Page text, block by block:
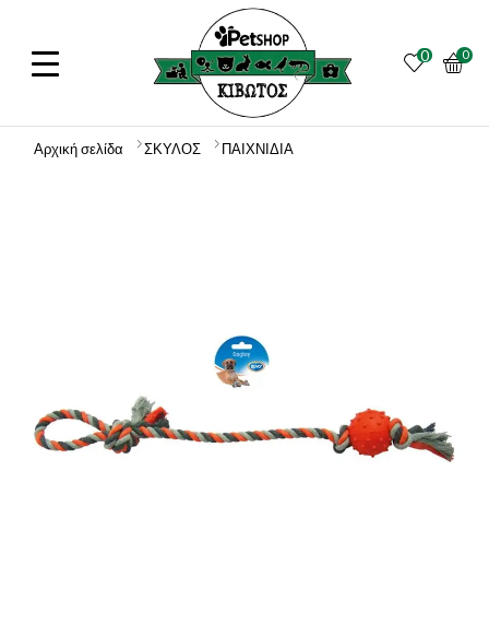
0 0
Αρχική σελίδα ΣΚΥΛΟΣ ΠΑΙΧΝΙΔΙΑ